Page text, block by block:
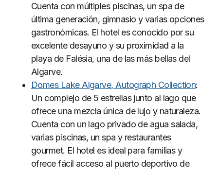
Cuenta con múltiples piscinas, un spa de
última generación, gimnasio y varias opciones
gastronómicas. El hotel es conocido por su
excelente desayuno y su proximidad a la
playa de Falésia, una de las más bellas del
Algarve.
Domes Lake Algarve, Autograph Collection:
Un complejo de 5 estrellas junto al lago que
ofrece una mezcla única de lujo y naturaleza.
Cuenta con un lago privado de agua salada,
varias piscinas, un spa y restaurantes
gourmet. El hotel es ideal para familias y
ofrece fácil acceso al puerto deportivo de